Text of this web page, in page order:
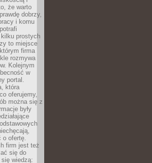
że warto
dobrzy,
i komu
kilku prostych
to miejsce
firma
rozmywa
Kolejnym
w
portal.
która
oferujemy,
można się z
były
o ofertę.
firm jest też
się do
wiedzą: